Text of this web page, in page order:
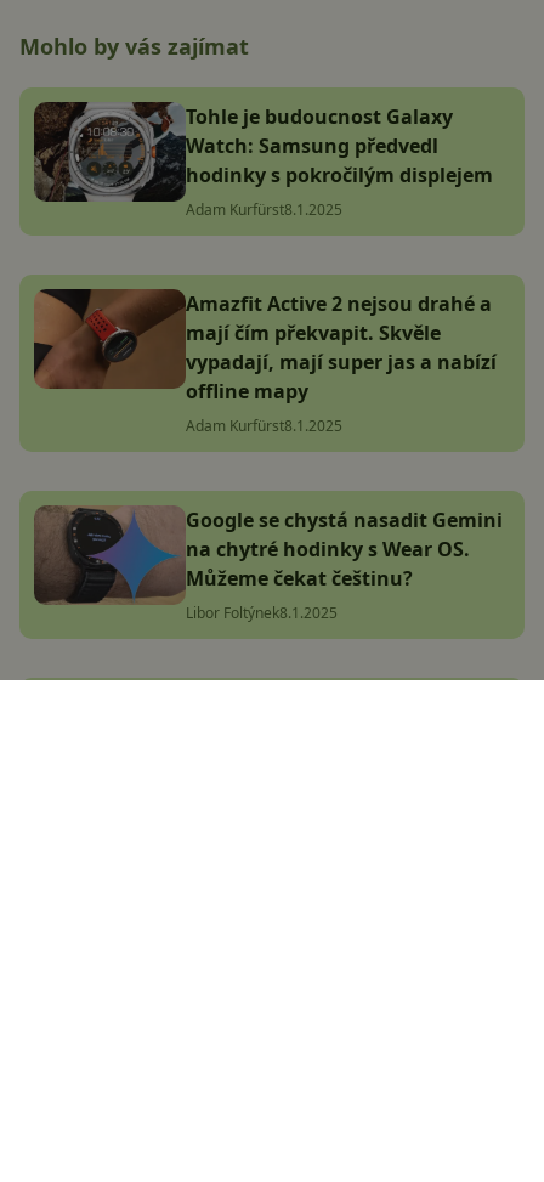
Mohlo by vás zajímat
Tohle je budoucnost Galaxy
Watch: Samsung předvedl
hodinky s pokročilým displejem
Adam Kurfürst8.1.2025
Amazfit Active 2 nejsou drahé a
mají čím překvapit. Skvěle
vypadají, mají super jas a nabízí
offline mapy
Adam Kurfürst8.1.2025
Google se chystá nasadit Gemini
na chytré hodinky s Wear OS.
Můžeme čekat češtinu?
Libor Foltýnek8.1.2025